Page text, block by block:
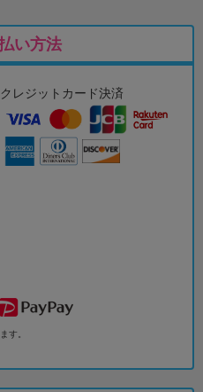
い方法
クレジットカード決済
す。